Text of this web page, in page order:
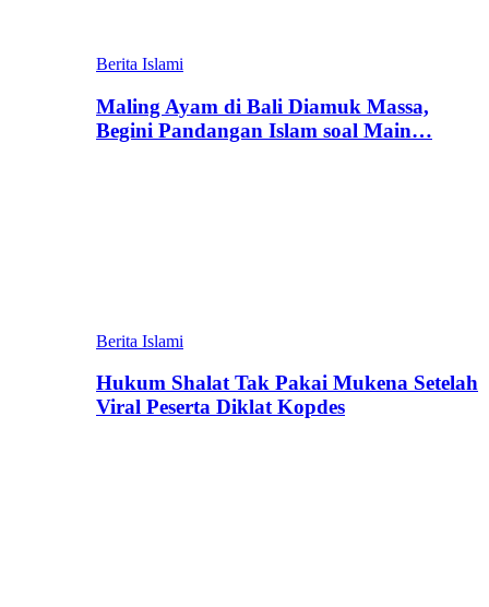
Berita Islami
Maling Ayam di Bali Diamuk Massa,
Begini Pandangan Islam soal Main…
Berita Islami
Hukum Shalat Tak Pakai Mukena Setelah
Viral Peserta Diklat Kopdes